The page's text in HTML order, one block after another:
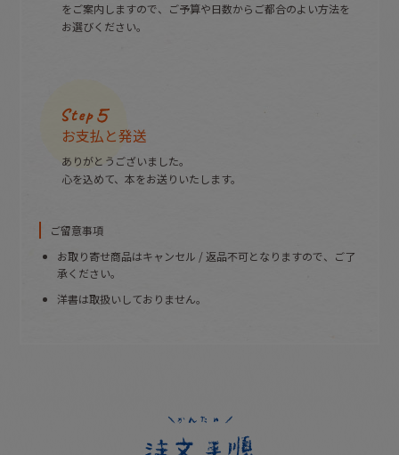
をご案内しますので、 ご予算や日数からご都合のよい方法を
お選びください。
お支払と発送
ありがとうございました。
心を込めて、本をお送りいたします。
ご留意事項
お取り寄せ商品はキャンセル / 返品不可となりますので、ご了
承ください。
洋書は取扱いしておりません。